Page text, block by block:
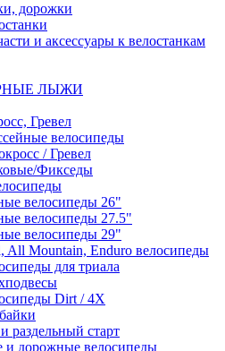
дорожки
и аксессуары к велостанкам
ЛЫЖИ
Гревел
велосипеды
/ Гревел
Фикседы
велосипеды 26"
велосипеды 27.5"
велосипеды 29"
All Mountain, Enduro велосипеды
для триала
Dirt / 4X
раздельный старт
и дорожные велосипеды